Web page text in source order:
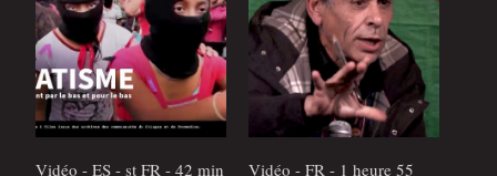
Vidéo - ES - st FR - 42 min
Vidéo - FR - 1 heure 55